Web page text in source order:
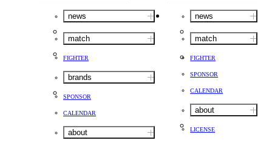
news
match
FIGHTER
brands
SPONSOR
CALENDAR
about
news
match
FIGHTER
SPONSOR
CALENDAR
about
LICENSE